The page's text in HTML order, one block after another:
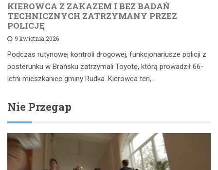
KIEROWCA Z ZAKAZEM I BEZ BADAŃ
TECHNICZNYCH ZATRZYMANY PRZEZ
POLICJĘ
9 kwietnia 2026
Podczas rutynowej kontroli drogowej, funkcjonariusze policji z
posterunku w Brańsku zatrzymali Toyotę, którą prowadził 66-
letni mieszkaniec gminy Rudka. Kierowca ten,…
Nie Przegap